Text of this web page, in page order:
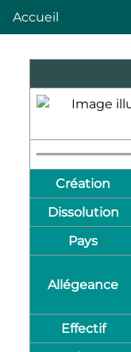
Accueil
Création
Dissolution
Pays
Allégeance
Effectif